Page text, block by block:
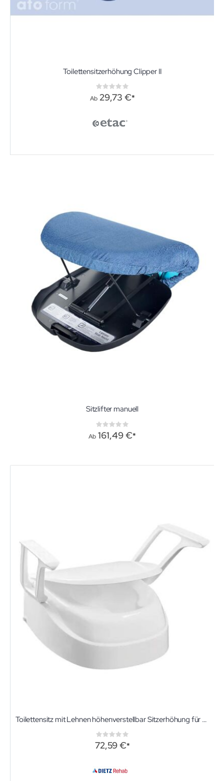
Toilettensitzerhöhung Clipper II
Rating:
0%
Ab 29,73 €
Sitzlifter manuell
Rating:
0%
Ab 161,49 €
Toilettensitz mit Lehnen höhenverstellbar Sitzerhöhung für Toiletten
Rating:
0%
72,59 €